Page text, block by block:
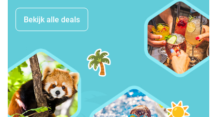
Bekijk alle deals